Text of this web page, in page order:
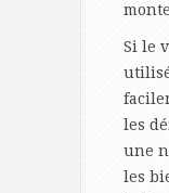
Si le
les
une
les